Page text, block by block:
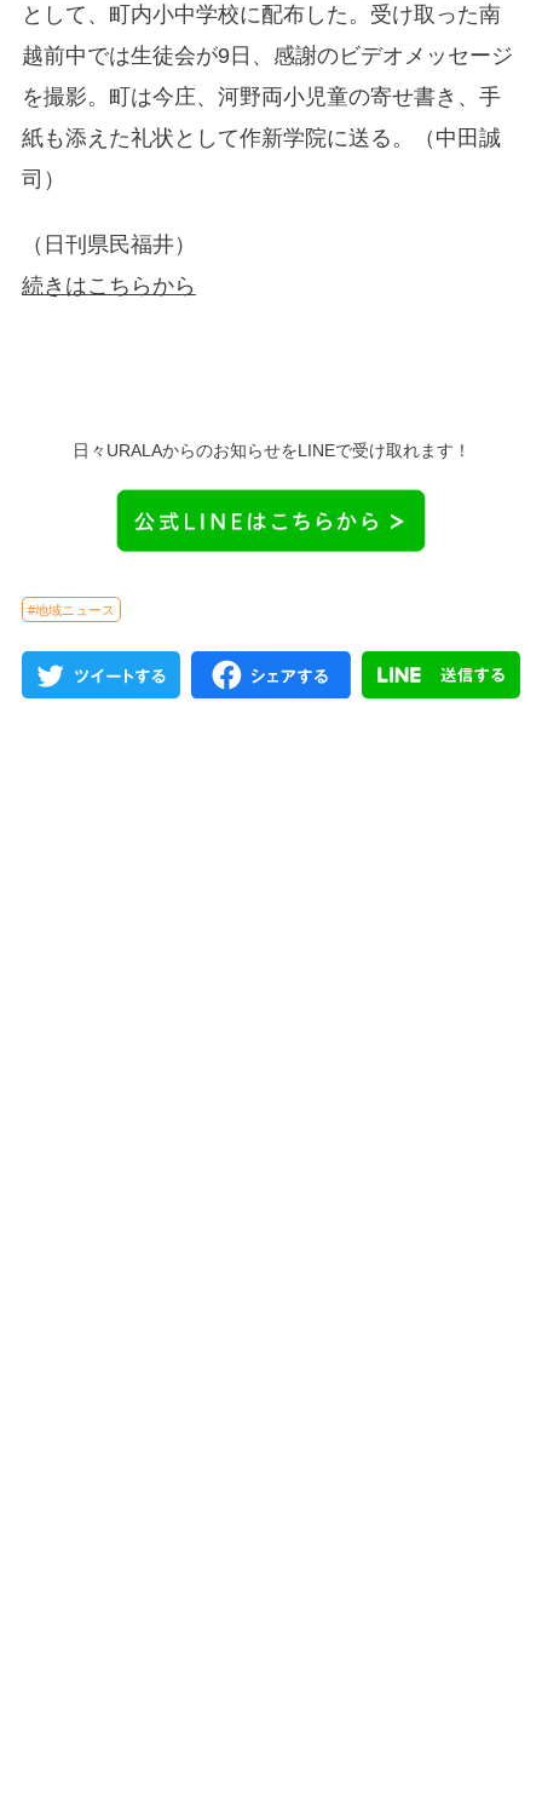
として、町内小中学校に配布した。受け取った南
越前中では生徒会が9日、感謝のビデオメッセージ
を撮影。町は今庄、河野両小児童の寄せ書き、手
紙も添えた礼状として作新学院に送る。（中田誠
司）
（日刊県民福井）
続きはこちらから
日々URALAからのお知らせをLINEで受け取れます！
#地域ニュース